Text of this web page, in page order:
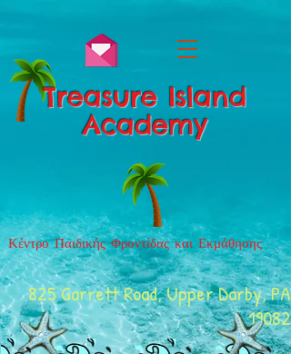
Κέντρο Παιδικής Φροντίδας και Εκμάθησης
825 Garrett Road, Upper Darby, PA
19082
Treasure Island
Academy